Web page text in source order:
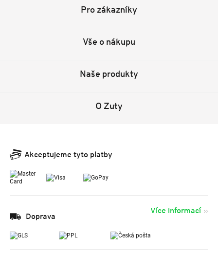
Pro zákazníky
Vše o nákupu
Naše produkty
O Zuty
Akceptujeme tyto platby
Doprava
Více informací